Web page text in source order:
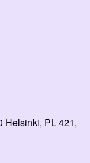
Helsinki, PL 421,